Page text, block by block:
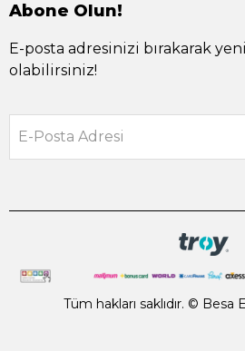
Abone Olun!
E-posta adresinizi bırakarak
olabilirsiniz!
E-Posta Adresi
Tüm hakları saklıdır. ©